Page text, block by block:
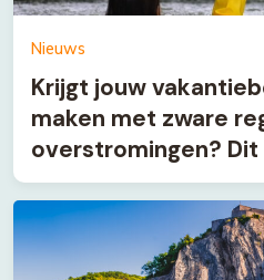
Nieuws
Krijgt jouw
maken met zware
overstromingen? Dit